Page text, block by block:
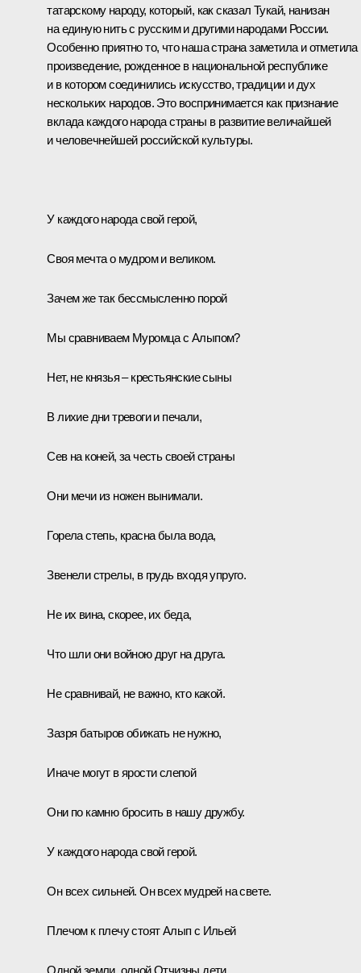
татарскому народу, который, как сказал Тукай, нанизан
на единую нить с русским и другими народами России.
Особенно приятно то, что наша страна заметила и отметила
произведение, рожденное в национальной республике
и в котором соединились искусство, традиции и дух
нескольких народов. Это воспринимается как признание
вклада каждого народа страны в развитие величайшей
и человечнейшей российской культуры.
У каждого народа свой герой,
Своя мечта о мудром и великом.
Зачем же так бессмысленно порой
Мы сравниваем Муромца с Алыпом?
Нет, не князья – крестьянские сыны
В лихие дни тревоги и печали,
Сев на коней, за честь своей страны
Они мечи из ножен вынимали.
Горела степь, красна была вода,
Звенели стрелы, в грудь входя упруго.
Не их вина, скорее, их беда,
Что шли они войною друг на друга.
Не сравнивай, не важно, кто какой.
Зазря батыров обижать не нужно,
Иначе могут в ярости слепой
Они по камню бросить в нашу дружбу.
У каждого народа свой герой.
Он всех сильней. Он всех мудрей на свете.
Плечом к плечу стоят Алып с Ильей